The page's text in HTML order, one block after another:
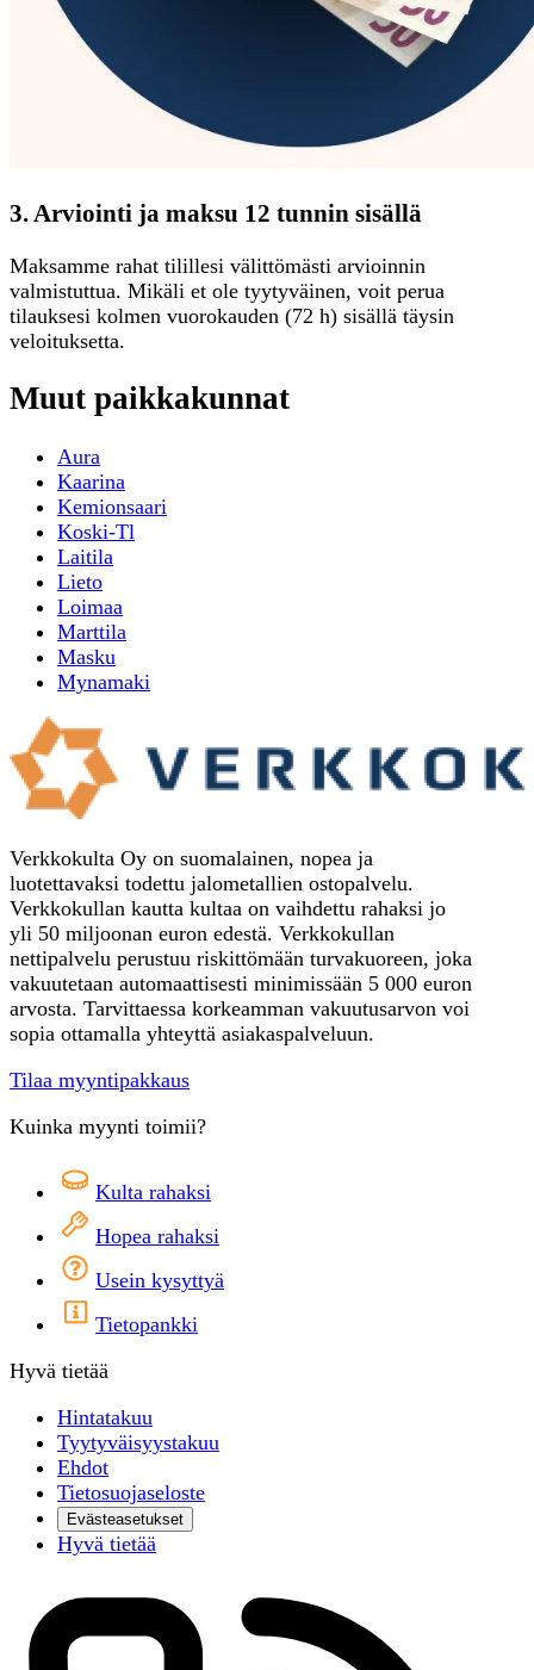
3. Arviointi ja maksu 12 tunnin sisällä
Maksamme rahat tilillesi välittömästi arvioinnin
valmistuttua. Mikäli et ole tyytyväinen, voit perua
tilauksesi kolmen vuorokauden (72 h) sisällä täysin
veloituksetta.
Muut paikkakunnat
Aura
Kaarina
Kemionsaari
Koski-Tl
Laitila
Lieto
Loimaa
Marttila
Masku
Mynamaki
Verkkokulta Oy on suomalainen, nopea ja
luotettavaksi todettu jalometallien ostopalvelu.
Verkkokullan kautta kultaa on vaihdettu rahaksi jo
yli 50 miljoonan euron edestä. Verkkokullan
nettipalvelu perustuu riskittömään turvakuoreen, joka
vakuutetaan automaattisesti minimissään 5 000 euron
arvosta. Tarvittaessa korkeamman vakuutusarvon voi
sopia ottamalla yhteyttä asiakaspalveluun.
Tilaa myyntipakkaus
Kuinka myynti toimii?
Kulta rahaksi
Hopea rahaksi
Usein kysyttyä
Tietopankki
Hyvä tietää
Hintatakuu
Tyytyväisyystakuu
Ehdot
Tietosuojaseloste
Evästeasetukset
Hyvä tietää